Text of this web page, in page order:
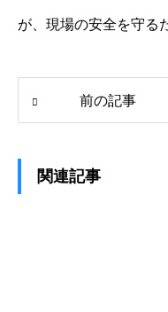
が、現場の安全を守る
前の記事
関連記事